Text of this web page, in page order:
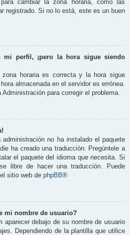
cambiar la zona horaria, como las
registrado. Si no lo está, este es un buen
mi perfil, ¡pero la hora sigue siendo
horaria es correcta y la hora sigue
almacenada en el servidor es errónea.
para corregir el problema.
no ha instalado el paquete
ha creado una traducción. Pregúntele a
el paquete del idioma que necesita. Si
libre de hacer una traducción. Puede
sitio web de phpBB®
mi nombre de usuario?
aparecer debajo de su nombre de usuario
Dependiendo de la plantilla que utilice